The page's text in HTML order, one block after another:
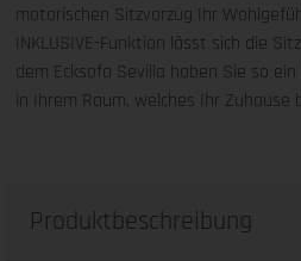
motorischen Sitzvorzug Ihr
INKLUSIVE-Funktion lässt sich die
dem Ecksofa Sevilla haben Sie so
in Ihrem Raum, welches Ihr Zuhause
Produktbeschreibung